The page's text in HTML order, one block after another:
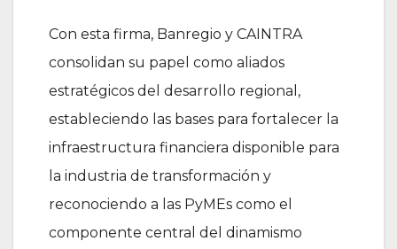
Con esta firma, Banregio y CAINTRA
consolidan su papel como aliados
estratégicos del desarrollo regional,
estableciendo las bases para fortalecer la
infraestructura financiera disponible para
la industria de transformación y
reconociendo a las PyMEs como el
componente central del dinamismo